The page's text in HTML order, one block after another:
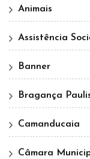
Animais
Assistência
Banner
Bragança
Camanducaia
Câmara